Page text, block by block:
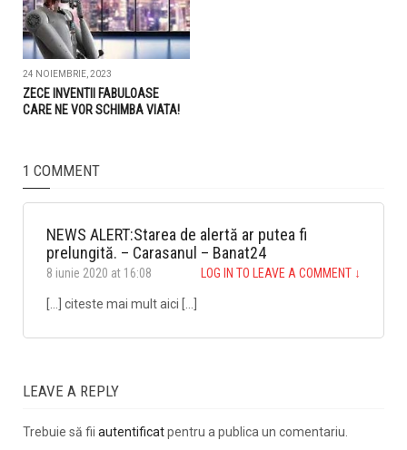
24 NOIEMBRIE, 2023
ZECE INVENTII FABULOASE
CARE NE VOR SCHIMBA VIATA!
1 COMMENT
NEWS ALERT:Starea de alertă ar putea fi
prelungită. – Carasanul – Banat24
8 iunie 2020 at 16:08 LOG IN TO LEAVE A COMMENT ↓
[…] citeste mai mult aici […]
LEAVE A REPLY
Trebuie să fii autentificatpentru a publica un comentariu.